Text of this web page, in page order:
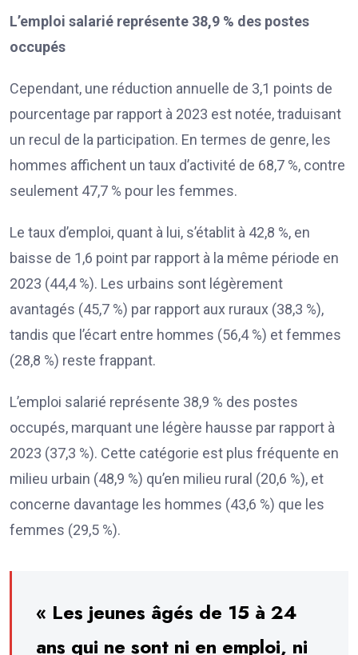
L’emploi salarié représente 38,9 % des postes
occupés
Cependant, une réduction annuelle de 3,1 points de
pourcentage par rapport à 2023 est notée, traduisant
un recul de la participation. En termes de genre, les
hommes affichent un taux d’activité de 68,7 %, contre
seulement 47,7 % pour les femmes.
Le taux d’emploi, quant à lui, s’établit à 42,8 %, en
baisse de 1,6 point par rapport à la même période en
2023 (44,4 %). Les urbains sont légèrement
avantagés (45,7 %) par rapport aux ruraux (38,3 %),
tandis que l’écart entre hommes (56,4 %) et femmes
(28,8 %) reste frappant.
L’emploi salarié représente 38,9 % des postes
occupés, marquant une légère hausse par rapport à
2023 (37,3 %). Cette catégorie est plus fréquente en
milieu urbain (48,9 %) qu’en milieu rural (20,6 %), et
concerne davantage les hommes (43,6 %) que les
femmes (29,5 %).
« Les jeunes âgés de 15 à 24
ans qui ne sont ni en emploi, ni